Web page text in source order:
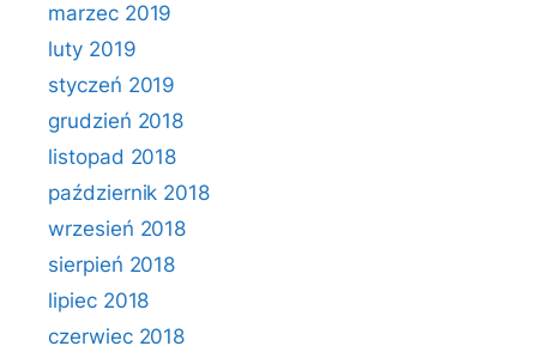
marzec 2019
luty 2019
styczeń 2019
grudzień 2018
listopad 2018
październik 2018
wrzesień 2018
sierpień 2018
lipiec 2018
czerwiec 2018